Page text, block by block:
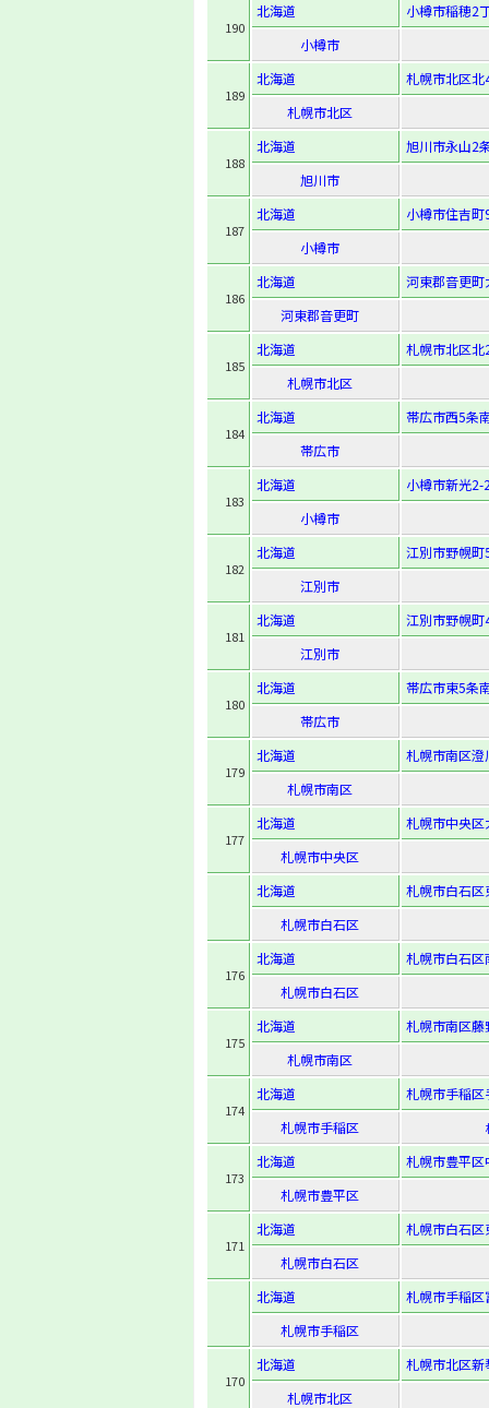
190
北海道
小樽市稲穂2
小樽市
189
北海道
札幌市北区
札幌市北区
188
北海道
旭川市永山2
旭川市
187
北海道
小樽市住吉町
小樽市
186
北海道
河東郡音更
河東郡音更町
185
北海道
札幌市北区
札幌市北区
184
北海道
帯広市西5条
帯広市
183
北海道
小樽市新光2-
小樽市
182
北海道
江別市野幌町
江別市
181
北海道
江別市野幌
江別市
180
北海道
帯広市東5条
帯広市
179
北海道
札幌市南区
札幌市南区
177
北海道
札幌市中央
札幌市中央区
北海道
札幌市白石
札幌市白石区
176
北海道
札幌市白石
札幌市白石区
175
北海道
札幌市南区
札幌市南区
174
北海道
札幌市手稲
札幌市手稲区
173
北海道
札幌市豊平
札幌市豊平区
171
北海道
札幌市白石
札幌市白石区
北海道
札幌市手稲
札幌市手稲区
170
北海道
札幌市北区
札幌市北区